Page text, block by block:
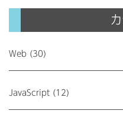
Web (30)
JavaScript (12)